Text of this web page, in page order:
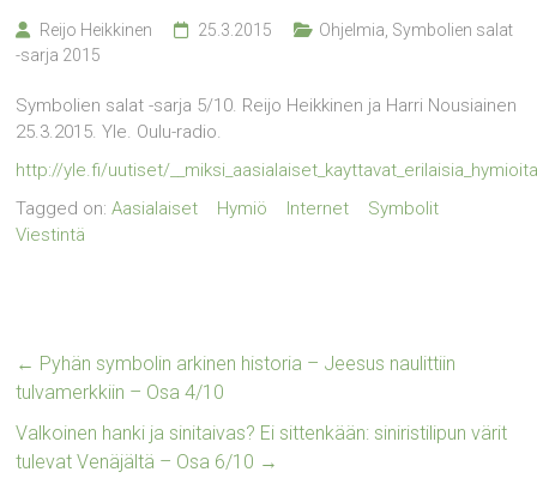
Reijo Heikkinen 25.3.2015 Ohjelmia Symbolien salat
-sarja 2015
Symbolien salat -sarja 5/10. Reijo Heikkinen ja Harri Nousiainen
25.3.2015. Yle. Oulu-radio.
http://yle.fi/uutiset/
Tagged on:Aasialaiset Hymiö Internet
Symbolit
Viestintä
← Pyhän symbolin arkinen historia – Jeesus naulittiin
tulvamerkkiin – Osa 4/10
Valkoinen hanki ja sinitaivas? Ei sittenkään: siniristilipun värit
tulevat Venäjältä – Osa 6/10 →